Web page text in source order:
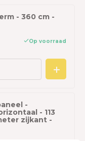
- 360 cm -
Op voorraad
-
- 113
zijkant -